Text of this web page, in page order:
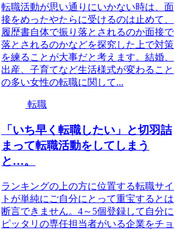
転職活動が思い通りにいかない時は、面
接をめったやたらに受けるのは止めて、
履歴書自体で振り落とされるのか面接で
落とされるのかなどを探究した上で対策
を練ることが大事だと考えます。結婚、
出産、子育てなど生活様式が変わること
の多い女性の転職に関して...
転職
「いち早く転職したい」と切羽詰
まって転職活動をしてしまう
と…。
ランキングの上の方に位置する転職サイ
トが単純にご自分にとって重宝するとは
断言できません。4～5個登録して自分に
ピッタリの専任担当者がいる企業をチョ